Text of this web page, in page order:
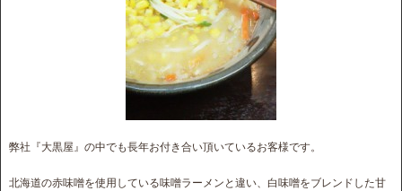
弊社『大黒屋』の中でも長年お付き合い頂いているお客様です。
北海道の赤味噌を使用している味噌ラーメンと違い、白味噌をブレンドした甘